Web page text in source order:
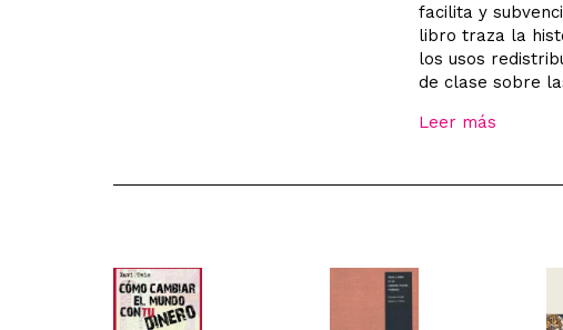
facilita y
libro traza la
los usos
de clase sobre
Leer más